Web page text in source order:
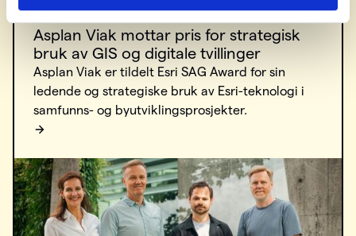
Asplan Viak mottar pris for strategisk
bruk av GIS og digitale tvillinger
Asplan Viak er tildelt Esri SAG Award for sin
ledende og strategiske bruk av Esri-teknologi i
samfunns- og byutviklingsprosjekter.